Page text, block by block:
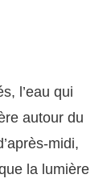
l’eau qui
autour du
midi,
la lumière